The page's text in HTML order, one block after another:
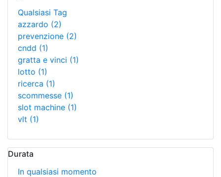
Qualsiasi Tag
azzardo (2)
prevenzione (2)
cndd (1)
gratta e vinci (1)
lotto (1)
ricerca (1)
scommesse (1)
slot machine (1)
vlt (1)
Durata
In qualsiasi momento